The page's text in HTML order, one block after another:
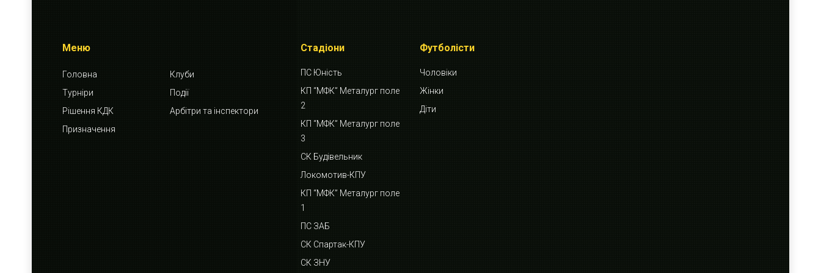
Меню
Головна
Клуби
Турніри
Події
Рішення КДК
Арбітри та інспектори
Призначення
Стадіони
ПС Юність
КП “МФК” Металург поле
2
КП “МФК” Металург поле
3
СК Будівельник
Локомотив-КПУ
КП “МФК” Металург поле
1
ПС ЗАБ
СК Спартак-КПУ
СК ЗНУ
Футболісти
Чоловіки
Жінки
Діти